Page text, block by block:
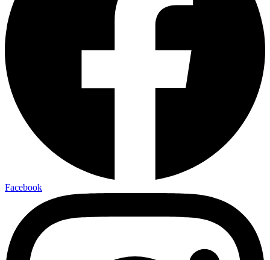
Facebook